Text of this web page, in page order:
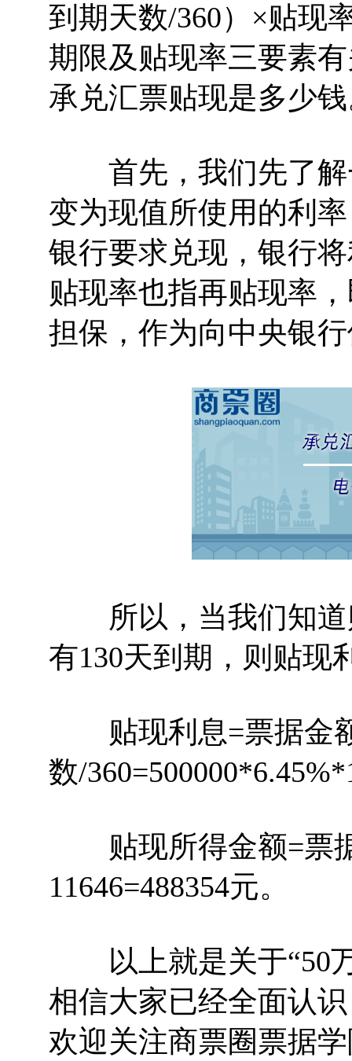
到期天数/360）×贴现
期限及贴现率三要素
承兑汇票贴现是多少
首先，我们先了解
变为现值所使用的利
银行要求兑现，银行
贴现率也指再贴现率
担保，作为向中央银
所以，当我们知道
有130天到期，则贴现
贴现利息=票据金
数/
贴现所得金额=票据
11646=488354元。
以上就是关于“50万
相信大家已经全面认
欢迎关注商票圈票据